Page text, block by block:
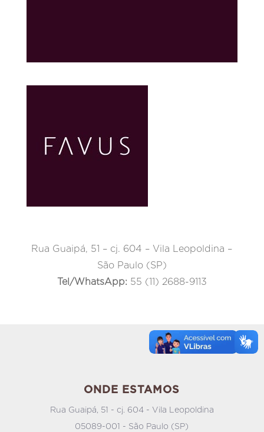
Rua Guaipá, 51 – cj. 604 – Vila Leopoldina –
São Paulo (SP)
Tel/WhatsApp: 55 (11) 2688-9113
ONDE ESTAMOS
Rua Guaipá, 51 - cj. 604 - Vila Leopoldina
05089-001 - São Paulo (SP)